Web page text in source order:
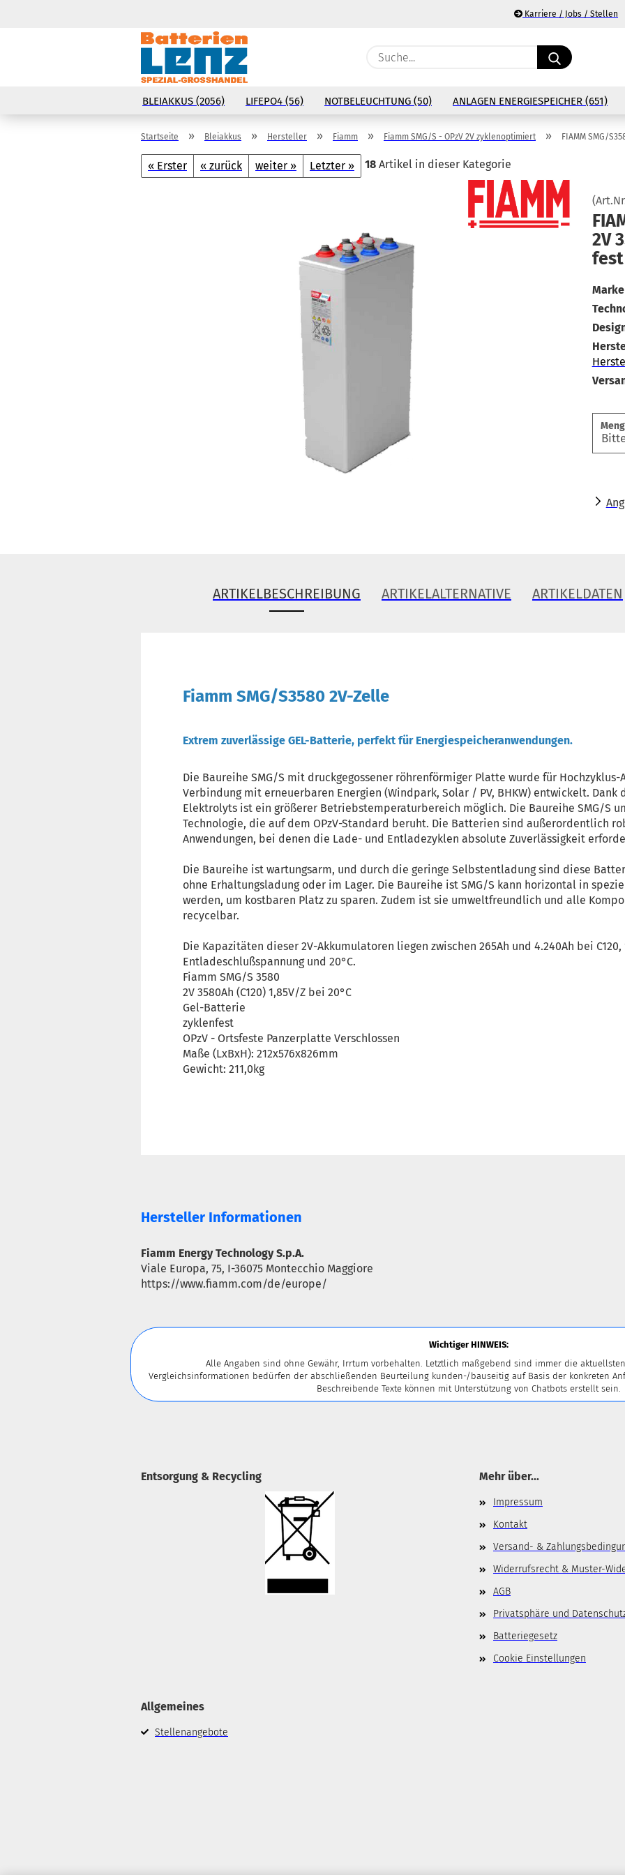
Karriere / Jobs / Stellen
Suche...
BLEIAKKUS (2056) LIFEPO4 (56) NOTBELEUCHTUNG (50) ANLAGEN ENERGIESPEICHER (651)
Startseite » Bleiakkus » Hersteller » Fiamm » Fiamm SMG/S - OPzV 2V zyklenoptimiert » FIAMM SMG/
« Erster « zurück weiter » Letzter » 18 Artikel in dieser Kategorie
2V
fest
ARTIKELBESCHREIBUNG ARTIKELALTERNATIVE ARTIKELDATEN
Fiamm SMG/S3580 2V-Zelle
Extrem zuverlässige GEL-Batterie, perfekt für Energiespeicheranwendungen.
Die Baureihe SMG/S mit druckgegossener röhrenförmiger Platte wurde für Hochzyklus-
Verbindung mit erneuerbaren Energien (Windpark, Solar / PV, BHKW) entwickelt. Dank
Elektrolyts ist ein größerer Betriebstemperaturbereich möglich. Die Baureihe SMG/S
Technologie, die auf dem OPzV-Standard beruht. Die Batterien sind außerordentlich
Anwendungen, bei denen die Lade- und Entladezyklen absolute Zuverlässigkeit
Die Baureihe ist wartungsarm, und durch die geringe Selbstentladung sind diese
ohne Erhaltungsladung oder im Lager. Die Baureihe ist SMG/S kann horizontal in
werden, um kostbaren Platz zu sparen. Zudem ist sie umweltfreundlich und alle
recycelbar.
Die Kapazitäten dieser 2V-Akkumulatoren liegen zwischen 265Ah und 4.240Ah bei C120,
Entladeschlußspannung und 20°C.
Fiamm SMG/S 3580
2V 3580Ah (C120) 1,85V/Z bei 20°C
Gel-Batterie
zyklenfest
OPzV - Ortsfeste Panzerplatte Verschlossen
Maße (LxBxH): 212x576x826mm
Gewicht: 211,0kg
Hersteller Informationen
Fiamm Energy Technology S.p.A.
Viale Europa, 75, I-36075 Montecchio Maggiore
https://www.fiamm.com/de/europe/
Wichtiger HINWEIS:
Alle Angaben sind ohne Gewähr, Irrtum vorbehalten. Letztlich maßgebend sind immer die
Vergleichsinformationen bedürfen der abschließenden Beurteilung kunden-/bauseitig auf Basis der konkreten
Beschreibende Texte können mit Unterstützung von Chatbots erstellt sein.
Entsorgung & Recycling Mehr über...
Impressum
Kontakt
Versand- &
Widerrufsrecht & Muster-
AGB
Privatsphäre und
Batteriegesetz
Cookie Einstellungen
Allgemeines
Stellenangebote